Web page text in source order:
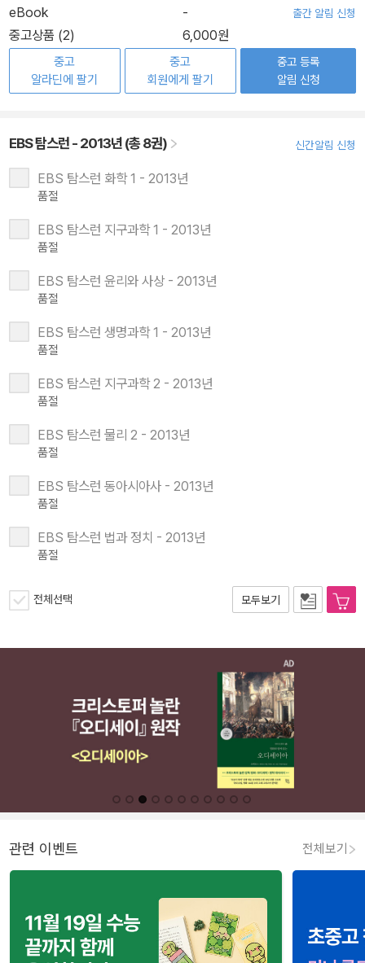
eBook
- 출간 알림 신청
중고상품 (2) 6,000원
중고
알라딘에 팔기
중고
회원에게 팔기
중고 등록
알림 신청
EBS 탐스런 - 2013년 (총 8권) 신간알림 신청
EBS 탐스런 화학 1 - 2013년
품절
EBS 탐스런 지구과학 1 - 2013년
품절
EBS 탐스런 윤리와 사상 - 2013년
품절
EBS 탐스런 생명과학 1 - 2013년
품절
EBS 탐스런 지구과학 2 - 2013년
품절
EBS 탐스런 물리 2 - 2013년
품절
EBS 탐스런 동아시아사 - 2013년
품절
EBS 탐스런 법과 정치 - 2013년
품절
전체선택 모두보기
관련 이벤트 전체보기